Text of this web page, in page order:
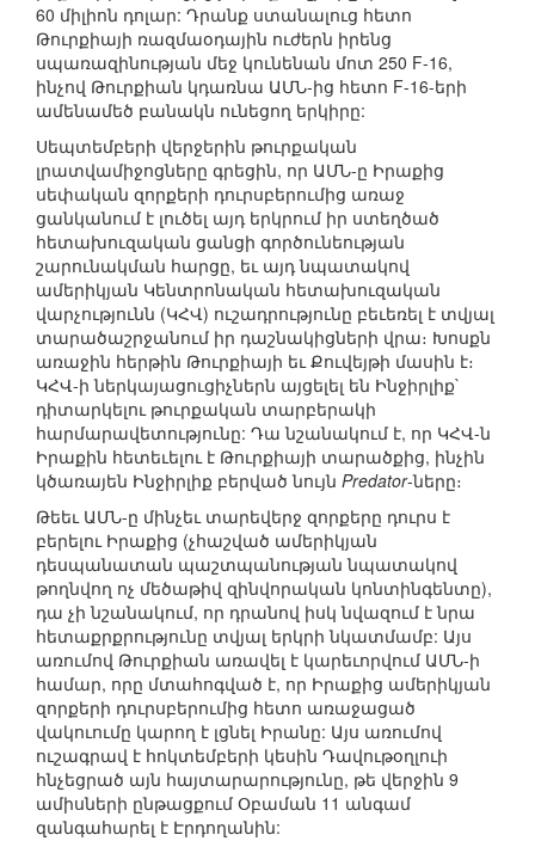
60 միլիոն դոլար: Դրանք ստանալուց հետո
Թուրքիայի ռազմաօդային ուժերն իրենց
սպառազինության մեջ կունենան մոտ 250 F-16,
ինչով Թուրքիան կդառնա ԱՄՆ-ից հետո F-16-երի
ամենամեծ բանակն ունեցող երկիրը:
Սեպտեմբերի վերջերին թուրքական
լրատվամիջոցները գրեցին, որ ԱՄՆ-ը Իրաքից
սեփական զորքերի դուրսբերումից առաջ
ցանկանում է լուծել այդ երկրում իր ստեղծած
հետախուզական ցանցի գործունեության
շարունակման հարցը, եւ այդ նպատակով
ամերիկյան Կենտրոնական հետախուզական
վարչությունն (ԿՀՎ) ուշադրությունը բեւեռել է տվյալ
տարածաշրջանում իր դաշնակիցների վրա։ Խոսքն
առաջին հերթին Թուրքիայի եւ Քուվեյթի մասին է։
ԿՀՎ-ի ներկայացուցիչներն այցելել են Ինջիրլիք`
դիտարկելու թուրքական տարբերակի
հարմարավետությունը: Դա նշանակում է, որ ԿՀՎ-ն
Իրաքին հետեւելու է Թուրքիայի տարածքից, ինչին
կծառայեն Ինջիրլիք բերված նույն Predator-ները։
Թեեւ ԱՄՆ-ը մինչեւ տարեվերջ զորքերը դուրս է
բերելու Իրաքից (չհաշված ամերիկյան
դեսպանատան պաշտպանության նպատակով
թողնվող ոչ մեծաթիվ զինվորական կոնտինգենտը),
դա չի նշանակում, որ դրանով իսկ նվազում է նրա
հետաքրքրությունը տվյալ երկրի նկատմամբ: Այս
առումով Թուրքիան առավել է կարեւորվում ԱՄՆ-ի
համար, որը մտահոգված է, որ Իրաքից ամերիկյան
զորքերի դուրսբերումից հետո առաջացած
վակուումը կարող է լցնել Իրանը: Այս առումով
ուշագրավ է հոկտեմբերի կեսին Դավութօղլուի
հնչեցրած այն հայտարարությունը, թե վերջին 9
ամիսների ընթացքում Օբաման 11 անգամ
զանգահարել է Էրդողանին: